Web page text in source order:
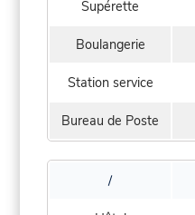
Supérette
Boulangerie
Station service
Bureau de Poste
/